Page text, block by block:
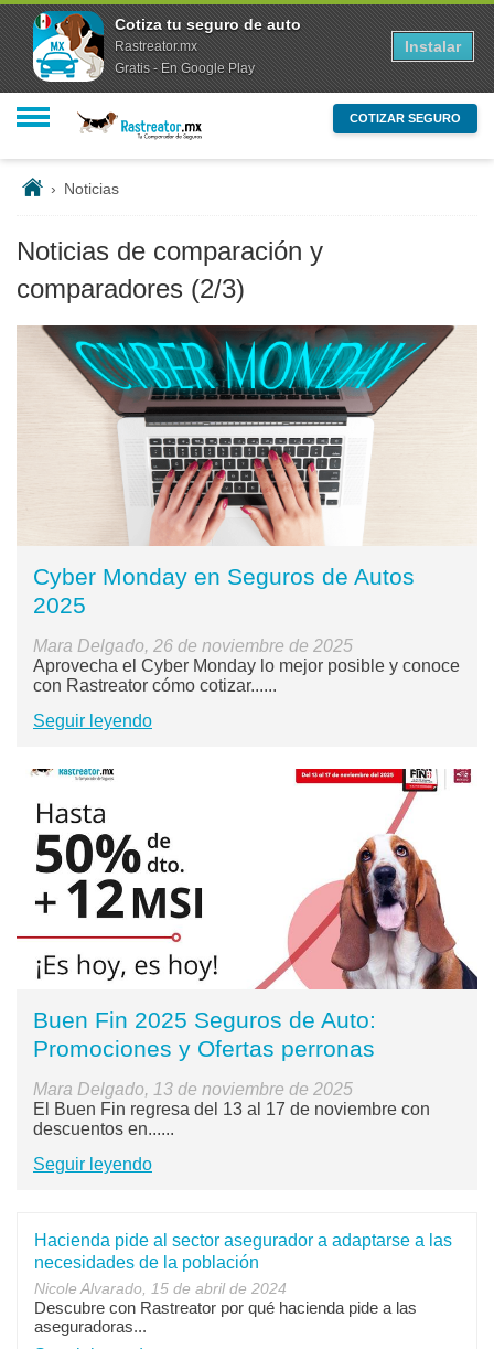
COTIZAR SEGURO
› Noticias
Noticias de comparación y
comparadores (2/3)
Cyber Monday en Seguros de Autos
2025
Mara Delgado, 26 de noviembre de 2025
Aprovecha el Cyber Monday lo mejor posible y conoce
con Rastreator cómo cotizar......
Seguir leyendo
Buen Fin 2025 Seguros de Auto:
Promociones y Ofertas perronas
Mara Delgado, 13 de noviembre de 2025
El Buen Fin regresa del 13 al 17 de noviembre con
descuentos en......
Seguir leyendo
Hacienda pide al sector asegurador a adaptarse a las
necesidades de la población
Nicole Alvarado, 15 de abril de 2024
Descubre con Rastreator por qué hacienda pide a las
aseguradoras...
Cotiza tu seguro de auto
Rastreator.mx
Gratis - En Google Play
Instalar